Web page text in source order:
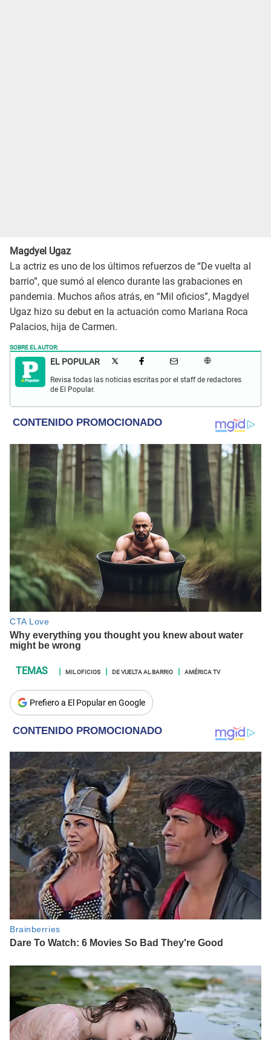
Magdyel Ugaz
La actriz es uno de los últimos refuerzos de “De vuelta al
barrio”, que sumó al elenco durante las grabaciones en
pandemia. Muchos años atrás, en “Mil oficios”, Magdyel
Ugaz hizo su debut en la actuación como Mariana Roca
Palacios, hija de Carmen.
SOBRE EL AUTOR:
EL POPULAR
Revisa todas las noticias escritas por el staff de redactores
de El Popular.
MIL OFICIOS DE VUELTA AL BARRIO AMÉRICA TV
Prefiero a El Popular en Google